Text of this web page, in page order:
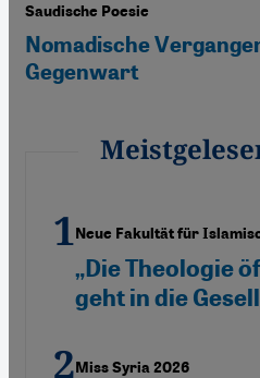
Saudische Poesie
Nomadische
Gegenwart
Neue Fakultät für
„Die Theologie
geht in die
Miss Syria 2026